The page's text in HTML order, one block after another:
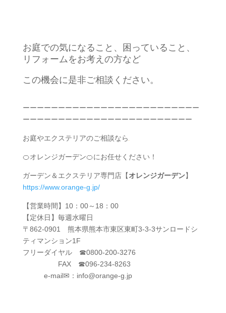
お庭での気になること、困っていること、
リフォームをお考えの方など
この機会に是非ご相談ください。
ーーーーーーーーーーーーーーーーーーーーーーーーー
ーーーーーーーーーーーーーーーーーーーーーーーー
お庭やエクステリアのご相談なら
🍊オレンジガーデン🍊にお任せください！
ガーデン＆エクステリア専門店【オレンジガーデン】
https://www.orange-g.jp/
【営業時間】10：00～18：00
【定休日】毎週水曜日
〒862-0901 熊本県熊本市東区東町3-3-3サンロードシ
ティマンション1F
フリーダイヤル ☎0800-200-3276
FAX ☎096-234-8263
e-mail✉：info@orange-g.jp